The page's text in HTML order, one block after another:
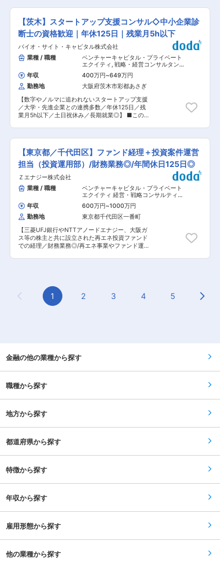
す。 ■当社の特徴： ・長期厳選投資のパイオニ
アです。国内外株式長期厳選投資に特化したブテ
ィックファームであり、機関投資家・個人向けに
「おおぶねシリーズ」としてファンド運用を展開
します。 ・2007年に農林中央金庫内のプロジェ
クトチームとして組成されて以降、15年超のトラ
ックレコード（日本株式厳選戦略）を記録してい
ます。 ・ファンダメンタルボトムアップアプロー
チによる徹底した企業調査を行い、日本だけでな
く米国・欧州企業についても現地訪問を丹念に行
いながら、グローバル視座で調査しています。 ■
当社の魅力： ・農林中金での社内ベンチャーとし
て発足したシンプルかつフラットな組織です。新
産業構造分析や企業価値評価スキルをはじめ、自
身の専門性を高めることのできる環境です。 ・自
しながら、投資家、投資先企業に対し価値貢献で
きる人材を求めます。
営を支えるミドル・バックオフィス業務全般を担
っていただきます。 担当チームを束ねて複数ファ
ンドを担当いただきます。 プロジェクト遂行のた
めにMGRのサポートをしながら、ファンドの運用
担当者をはじめ、その他関係者とチャットやメー
ル、電話のコミュニケーションを取りながら業務
に取り組んでいただきます。 ファンドの資金管
理、会計業務、情報更新などの日次業務から、四
半期や半期、決算で発生する決算書や税務署への
報告書の作成など幅広く依頼予定です。 業務に慣
れてきたらITや業務フロー観点から業務改善提案
まで取り組んでいただきます。ファンド管理業務
は特殊な職種なので時間をかけてキャッチアップ
いただきながら業務に取り組めます。 ■業務詳
細： ・ファンド資金管理業務 ・財産管理および
投資先情報の更新 ・投資家情報の管理（ex.住所
頼書、分配通知作成等） ・ファンド会計業務・決
算関連業務（決算書作成、監査対応） ・所轄官庁
への届出対応等のサポート（財務省・税務署な
ど） ・その他クライアントのサポート業務 ■ス
テークホルダー： ＜社内＞ ・MGRやその他チー
ムメンバー ・パートナー（取締役） ＜社外＞ ・
GP（ファンド運用担当者） ・監査法人、弁護
士、税理士の専門家 ・その他クライアントの関係
者など ■当社について： 当社は、ベンチャーキ
ャピタルおよびプライベート・エクイティファン
ドに特化した、ファンドアドミニストレーション
サービスを提供する専門会社です。投資ファンド
の運営においては、投資判断を担う「フロント業
どの「ミドル・バック業務」も極めて重要にな
に支援しています。 変更の範囲：会社の定める業
務
【茨木】スタートアップ支援コンサル◇中小企業診
断士の資格歓迎｜年休125日｜残業月5h以下
バイオ・サイト・キャピタル株式会社
業種 / 職種
ベンチャーキャピタル・プライベート
エクイティ , 戦略・経営コンサルタント
その他ビジネスコンサルタント
年収 400万円~649万円
勤務地
大阪府茨木市彩都あさぎ
【数字やノルマに追われないスタートアップ支援
／大学・先進企業との連携多数／年休125日／残
業月5h以下／土日祝休み／長期就業◎】 ■この求
る ◎ 大学・研究機関・大手企業との連携多数 ◎
年休125日／残業月5時間以下／土日祝休み ■業
務内容 技術系スタートアップやベンチャー企業を
対象に、研究開発拠点の提供と事業成長支援を行
うインキュベーション事業を展開している当社に
て、 初期配属を大阪とし、入居するモノづくり系
スタートアップ・ベンチャー企業の成長支援と施
設運営を担います。 企業が研究開発や事業に集中
できる環境を安定的に支えることがミッションで
す。 ■業務詳細 現地スタッフによるOJTが中心
で、日常業務の中で着実に知識と経験を積めま
す。 <まずお任せする業務> ・先輩社員に同行
し、入居企業との日常的なやり取りや定期ヒアリ
ングの同席 ・簡単な事務作業、スケジュール調
整、入退去に関わる調整業務 ・施設内の備品管理
や外注先との連絡対応 →段階的に業務を覚えてい
連携に向けた情報提供・外部機関との調整 ・施設
運営全体の改善提案、KPI管理 →自ら考え、現地
運営を円滑に回す役割を期待します。 ■組織構成
端医療分野の起業経験者や研究者、知財・市場調
も特徴です。 ◎企業の成長を身近で支え、社会に
貢献している実感を得られます！ 技術系スタート
アップ向けの研究開発拠点と、事業成長を支える
以下で、業務終了後は早めに退社する文化です！
【東京都／千代田区】ファンド経理＋投資案件運営
担当（投資運用部）/財務業務◎/年間休日125日◎
Ｚエナジー株式会社
業種 / 職種
ベンチャーキャピタル・プライベート
エクイティ 経営・戦略コンサルティン
グ, 財務 クオンツ（運用）
年収 600万円~1000万円
勤務地
東京都千代田区一番町
【三菱UFJ銀行やNTTアノードエナジー、大阪ガ
ス等の株主と共に設立された再エネ投資ファンド
での経理／財務業務◎/再エネ事業やファンド運用
ンス向上にも関与し経験を拡げることが可能で
す。 ・社内外の関係者と連携しながら、下記の業
務をお任せします。 ■職務詳細 ・ファンド
資に関する業務全般への関与 ・本ポジションは、
経理／財務業務の経験を活かし、アセットマネジ
メント業務や投資モニタリングへのステップアッ
ーズに深く携わることで、会計の知識に加え、再
ついて ・当社は、三菱UFJ銀行やNTTアノードエ
ナジー、大阪ガスを含め日本を代表する9社が株
主となって2021年9月に設立した、「再エネ電力
日本のカーボンニュートラルに貢献することを使
が急務となっています。当社は再生可能エネルギ
ー電力をファンド形式で運用し、投資家の皆様に
広く還元していきたいと考えております。株主で
イナンス機能、電力引取需要を最大限活用し、日
することを目指します。 ・当社は設立時の計画を
大きく上回るスピードでファンドの投資運用を進
めております。 当社の持つ再生可能エネルギー業
運営を行っております。 変更の範囲：会社の定め
Previous Page
1 2 3 4 5
金融の他の業種から探す
職種から探す
地方から探す
都道府県から探す
特徴から探す
年収から探す
雇用形態から探す
他の業種から探す